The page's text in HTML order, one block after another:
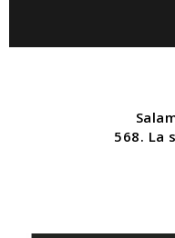
568. La